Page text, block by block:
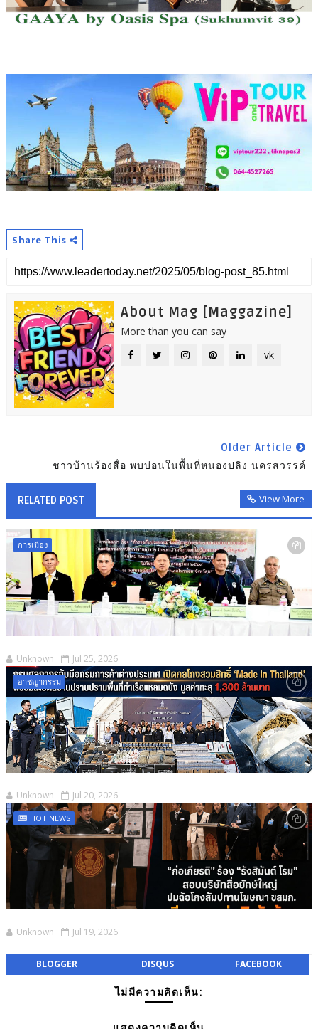
Share This
About Mag [Maggazine]
More than you can say
vk
Older Article
ชาวบ้านร้องสื่อ พบบ่อนในพื้นที่หนองปลิง นครสวรรค์
RELATED POST View More
การเมือง
Unknown Jul 25, 2026
อาชญากรรม
Unknown Jul 20, 2026
HOT NEWS
Unknown Jul 19, 2026
BLOGGER DISQUS FACEBOOK
ไม่มีความคิดเห็น: